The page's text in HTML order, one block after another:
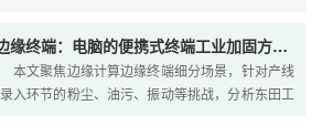
边缘计算边缘终端：电脑的便携式终端工业加固方案选型指南
聚焦边缘计算边缘终端细分场景，针对产线
入环节的粉尘、油污、振动等挑战，分析东田工